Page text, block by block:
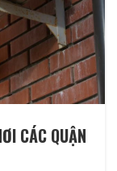
CÁC QUẬN